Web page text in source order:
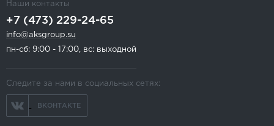
Наши контакты
+7 (473) 229-24-65
info@aksgroup.su
пн-сб: 9:00 - 17:00, вс: выходной
Следите за нами в социальных сетях:
ВКОНТАКТЕ